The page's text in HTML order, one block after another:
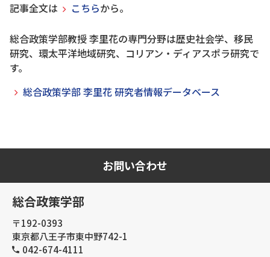
記事全文は
こちらから。
総合政策学部教授 李里花の専門分野は歴史社会学、移民
研究、環太平洋地域研究、コリアン・ディアスポラ研究で
す。
総合政策学部 李里花 研究者情報データベース
お問い合わせ
総合政策学部
〒192-0393
東京都八王子市東中野742-1
042-674-4111